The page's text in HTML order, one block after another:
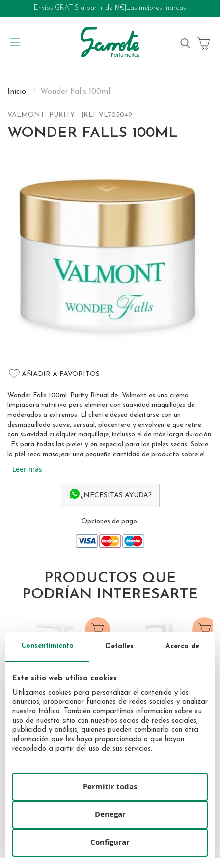
Envíos GRATIS a partir de 19€ Las mejores marcas
My Cart
Inicio Wonder Falls 100ml
VALMONT- PURITY REF:VL705049
WONDER FALLS 100ML
to
the
beginning
of
the
images
AÑADIR A FAVORITOS
Wonder Falls 100ml. Purity Ritual de Valmont es una crema
limpiadora nutritiva para eliminar con suavidad maquillajes de
moderados a extremos. El cliente desea deleitarse con un
desmaquillado suave, sensual, placentero y envolvente que retire
con suavidad cualquier maquillaje, inclusso el de más larga duración
. Es para todas las pieles y en especial para las pieles secas. Sobre
la piel seca masajear una pequeña cantidad de producto sobre el ...
Leer más
¿NECESITAS AYUDA?
Opciones de pago:
PRODUCTOS QUE
PODRÍAN INTERESARTE
89,10 €
Consentimiento Detalles Acerca de
Este sitio web utiliza cookies
Utilizamos cookies para personalizar el contenido y los
anuncios, proporcionar funciones de redes sociales y analizar
nuestro tráfico. También compartimos información sobre su
uso de nuestro sitio con nuestros socios de redes sociales,
publicidad y análisis, quienes pueden combinarla con otra
información que les haya proporcionado o que hayan
recopilado a partir del uso de sus servicios.
Configurar
Denegar
Permitir todas